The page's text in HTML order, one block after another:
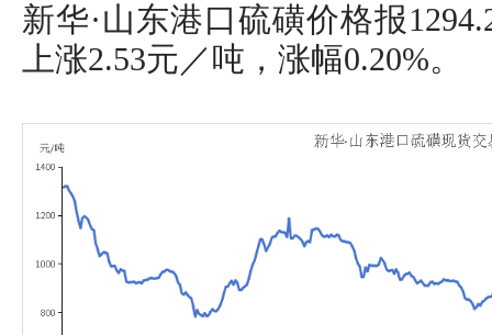
新华·山东港口硫磺价格报
上涨2.53元／吨，涨幅0.20%。